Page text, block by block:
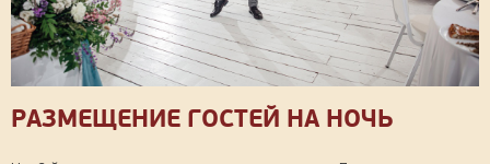
РАЗМЕЩЕНИЕ ГОСТЕЙ НА НОЧЬ